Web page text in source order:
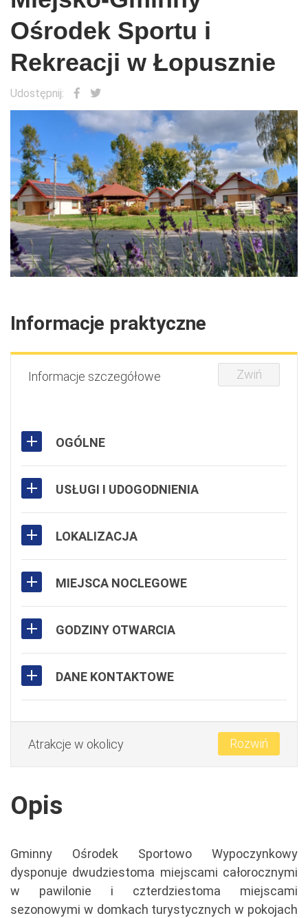
Ośrodek Sportu i
Rekreacji w Łopusznie
Udostępnij:
Informacje praktyczne
Informacje szczegółowe Zwiń
OGÓLNE
USŁUGI I UDOGODNIENIA
LOKALIZACJA
MIEJSCA NOCLEGOWE
GODZINY OTWARCIA
DANE KONTAKTOWE
Atrakcje w okolicy Rozwiń
Opis
Gminny Ośrodek Sportowo Wypoczynkowy
dysponuje dwudziestoma miejscami całorocznymi
w pawilonie i czterdziestoma miejscami
sezonowymi w domkach turystycznych w pokojach